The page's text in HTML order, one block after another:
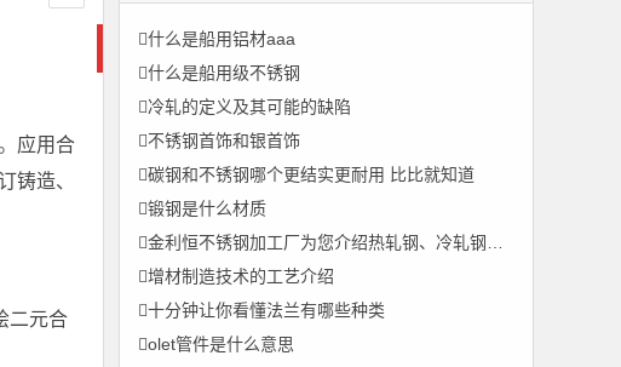
应用合
铸造、
二元合
什么是船用铝材aaa
什么是船用级不锈钢
冷轧的定义及其可能的缺陷
不锈钢首饰和银首饰
碳钢和不锈钢哪个更结实更耐用 比比就知道
锻钢是什么材质
金利恒不锈钢加工厂为您介绍热轧钢、冷轧钢和冷拉钢他们之间的区别
增材制造技术的工艺介绍
十分钟让你看懂法兰有哪些种类
olet管件是什么意思